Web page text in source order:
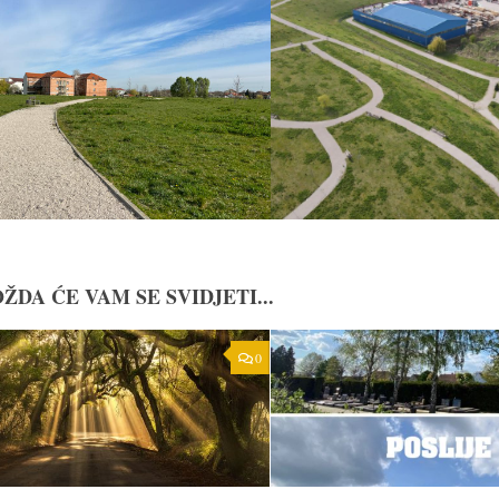
ĆE VAM SE SVIDJETI...
0